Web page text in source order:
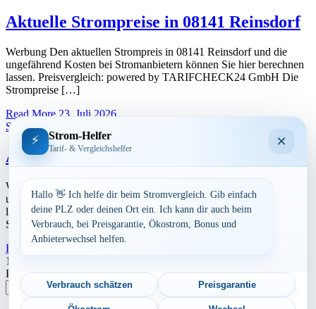
Aktuelle Strompreise in 08141 Reinsdorf
Werbung Den aktuellen Strompreis in 08141 Reinsdorf und die
ungefährend Kosten bei Stromanbietern können Sie hier berechnen
lassen. Preisvergleich: powered by TARIFCHECK24 GmbH Die
Strompreise […]
Read More 23. Juli 2026
Sachsen
Aktuelle Strompreise in 08132 Mülsen
Werbung Den aktuellen Strompreis in 08132 Mülsen und die
ungefährend Kosten bei Stromanbietern können Sie hier berechnen
lassen. Preisvergleich: powered by TARIFCHECK24 GmbH Die
Strompreise […]
Read More
Seitennummerierung
der
Beiträge
1
Postleitzahl eingeben
Suchen
⚡ Strom-Helfer
Tarif- & Vergleichshelfer ×
Hallo 👋 Ich helfe dir beim Stromvergleich. Gib einfach
deine PLZ oder deinen Ort ein. Ich kann dir auch beim
Verbrauch, bei Preisgarantie, Ökostrom, Bonus und
Anbieterwechsel helfen.
Verbrauch schätzen Preisgarantie